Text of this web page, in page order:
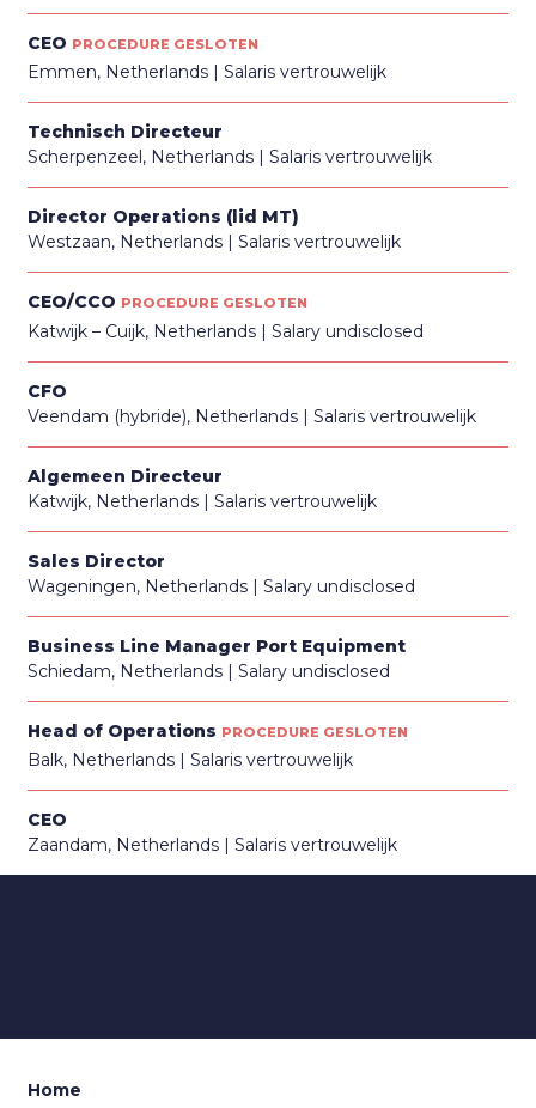
CEO PROCEDURE GESLOTEN
Emmen, Netherlands Salaris vertrouwelijk
Technisch Directeur
Scherpenzeel, Netherlands
Salaris vertrouwelijk
Director Operations (lid MT)
Westzaan, Netherlands
Salaris vertrouwelijk
CEO/CCO PROCEDURE GESLOTEN
Katwijk – Cuijk, Netherlands Salary undisclosed
CFO
Veendam (hybride), Netherlands
Salaris vertrouwelijk
Algemeen Directeur
Katwijk, Netherlands
Salaris vertrouwelijk
Sales Director
Wageningen, Netherlands
Salary undisclosed
Business Line Manager Port Equipment
Schiedam, Netherlands
Salary undisclosed
Head of Operations PROCEDURE GESLOTEN
Balk, Netherlands Salaris vertrouwelijk
CEO
Zaandam, Netherlands
Salaris vertrouwelijk
Home